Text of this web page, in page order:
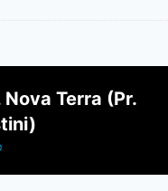
© 2023
Nova Terra (Pr.